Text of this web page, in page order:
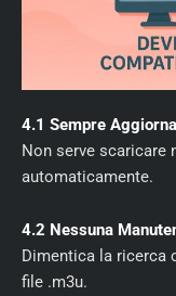
4.1 Sempre
Non serve scaricare
automaticamente.
4.2 Nessuna
Dimentica la ricerca
file .m3u.